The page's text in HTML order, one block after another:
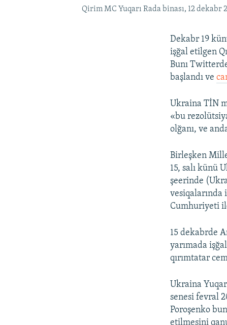
Qirim MC Yuqarı Rada binası, 12 dekabr
Dekabr 19
işğal etilgen
Bunı
başlandı ve
Ukraina TİN
«bu
olğanı, ve
Birleşken
15, salı künü
şeerinde
vesiqalarında
Cumhuriyeti
15 dekabrde
yarımada
qırımtatar
Ukraina
senesi fevral
Poroşenko
etilmesini